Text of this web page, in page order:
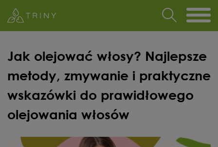
Jak olejować włosy? Najlepsze
metody, zmywanie i praktyczne
wskazówki do prawidłowego
olejowania włosów